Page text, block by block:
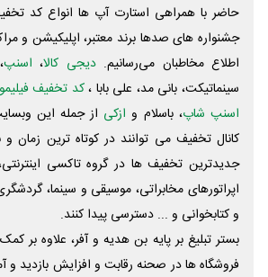
حاضر با همراهی استارت آپ ها انواع کد
جشنواره های صدها برند معتبر، اپلیکیشن و
اطلاع مخاطبان می‌رسانیم. دیجی کالا، اسنپ
سینماتیکت، بانی مد، علی‌ بابا ،کد تخفیف
اسنپ شاپ، باسلام و ازکی از جمله این
کانال تخفیف می توانند در کوتاه ترین زمان
جدیدترین تخفیف ها در گروه تاکسی
اپراتورهای مخابراتی، موسیقی و سینما،
و کتابخوانی و ... دسترسی پیدا کنند.
بستر تبلیغ بر پایه بن هدیه و آفر، علاوه بر
فروشگاه ها در صحنه رقابت و افزایش بازدید و